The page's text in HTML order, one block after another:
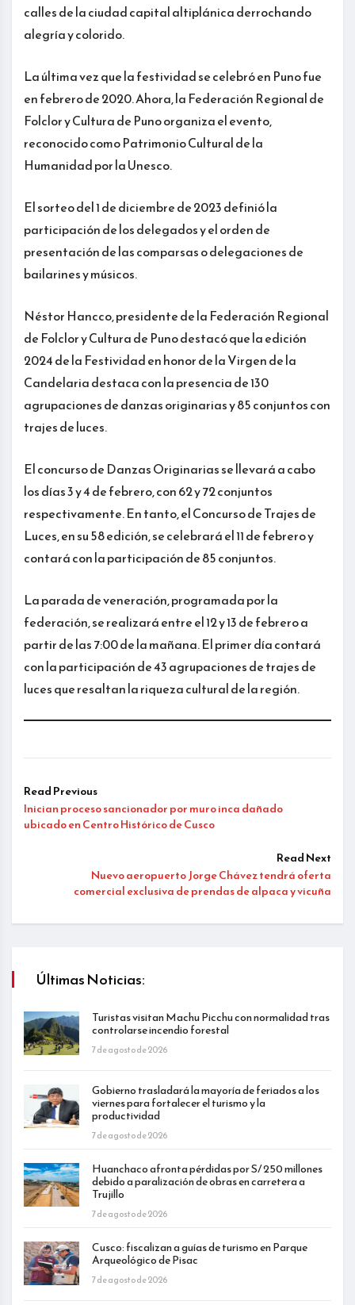
calles de la ciudad capital altiplánica derrochando
alegría y colorido.
La última vez que la festividad se celebró en Puno fue
en febrero de 2020. Ahora, la Federación Regional de
Folclor y Cultura de Puno organiza el evento,
reconocido como Patrimonio Cultural de la
Humanidad por la Unesco.
El sorteo del 1 de diciembre de 2023 definió la
participación de los delegados y el orden de
presentación de las comparsas o delegaciones de
bailarines y músicos.
Néstor Hancco, presidente de la Federación Regional
de Folclor y Cultura de Puno destacó que la edición
2024 de la Festividad en honor de la Virgen de la
Candelaria destaca con la presencia de 130
agrupaciones de danzas originarias y 85 conjuntos con
trajes de luces.
El concurso de Danzas Originarias se llevará a cabo
los días 3 y 4 de febrero, con 62 y 72 conjuntos
respectivamente. En tanto, el Concurso de Trajes de
Luces, en su 58 edición, se celebrará el 11 de febrero y
contará con la participación de 85 conjuntos.
La parada de veneración, programada por la
federación, se realizará entre el 12 y 13 de febrero a
partir de las 7:00 de la mañana. El primer día contará
con la participación de 43 agrupaciones de trajes de
luces que resaltan la riqueza cultural de la región.
Read Previous
Inician proceso sancionador por muro inca dañado
ubicado en Centro Histórico de Cusco
Read Next
Nuevo aeropuerto Jorge Chávez tendrá oferta
comercial exclusiva de prendas de alpaca y vicuña
Últimas Noticias:
Turistas visitan Machu Picchu con normalidad tras
controlarse incendio forestal
7 de agosto de 2026
Gobierno trasladará la mayoría de feriados a los
viernes para fortalecer el turismo y la
productividad
7 de agosto de 2026
Huanchaco afronta pérdidas por S/ 250 millones
debido a paralización de obras en carretera a
Trujillo
7 de agosto de 2026
Cusco: fiscalizan a guías de turismo en Parque
Arqueológico de Pisac
7 de agosto de 2026